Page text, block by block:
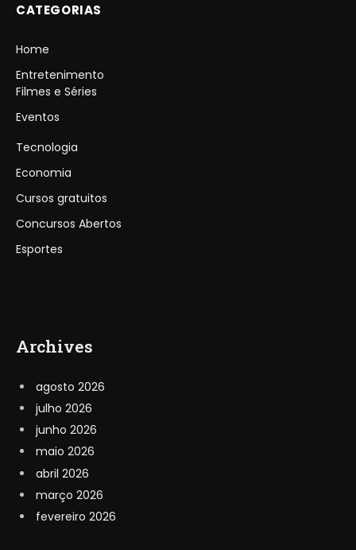
CATEGORIAS
Home
Entretenimento
Filmes e Séries
Eventos
Tecnologia
Economia
Cursos gratuitos
Concursos Abertos
Esportes
Archives
agosto 2026
julho 2026
junho 2026
maio 2026
abril 2026
março 2026
fevereiro 2026